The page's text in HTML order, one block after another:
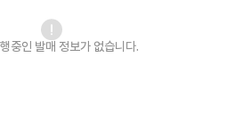
중인 발매 정보가 없습니다.